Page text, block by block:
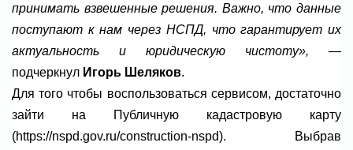
принимать взвешенные решения. Важно, что данные
поступают к нам через НСПД, что гарантирует их
актуальность и юридическую чистоту», —
подчеркнул Игорь Шеляков.
Для того чтобы воспользоваться сервисом, достаточно
зайти на Публичную кадастровую карту
(https://nspd.gov.ru/construction-nspd). Выбрав